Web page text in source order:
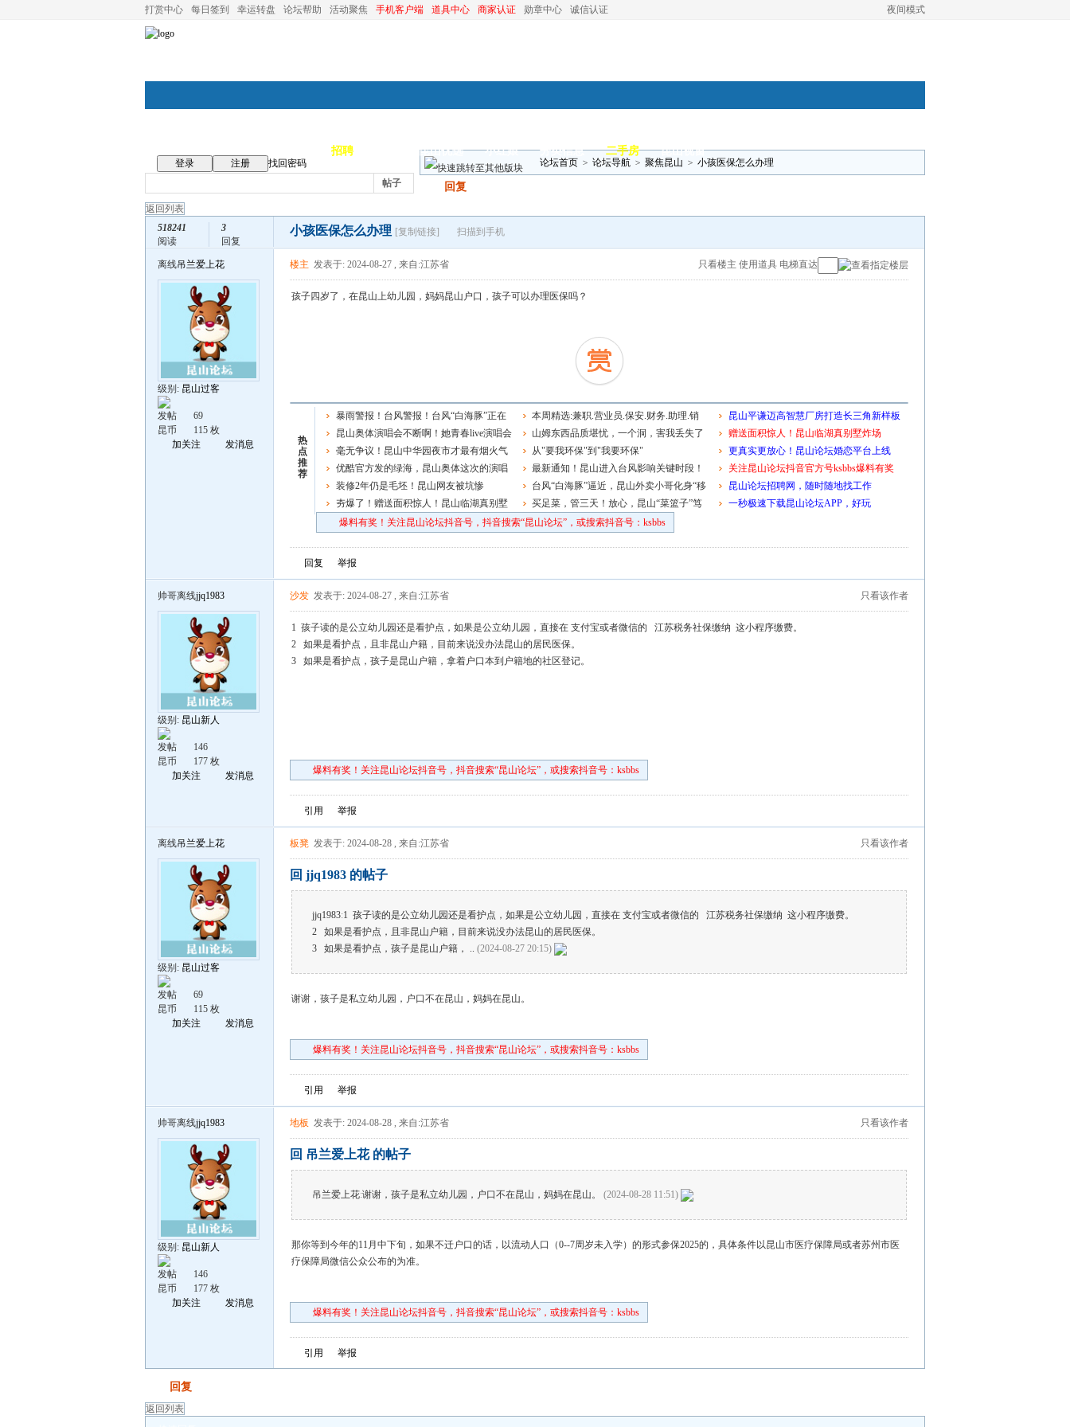
夜间模式
打赏中心 每日签到 幸运转盘 论坛帮助 活动聚焦 手机客户端 道具中心 商家认证 勋章中心 诚信认证
招聘 昆山优选 小红娘 分类信息 二手房 昆山视窗
登录 注册
找回密码
帖子
论坛首页 > 论坛导航 > 聚焦昆山 > 小孩医保怎么办理
回复
返回列表
518241
阅读
3
回复
小孩医保怎么办理 [复制链接] 扫描到手机
离线吊兰爱上花
级别: 昆山过客
发帖
69
昆币
115 枚
加关注
发消息
只看楼主 使用道具 电梯直达
楼主 发表于: 2024-08-27 , 来自:江苏省
孩子四岁了，在昆山上幼儿园，妈妈昆山户口，孩子可以办理医保吗？
热
点
推
荐
暴雨警报！台风警报！台风“白海豚”正在
影响昆山！
昆山奥体演唱会不断啊！她青春live演唱会
合唱季来了
毫无争议！昆山中华园夜市才最有烟火气
优酷官方发的绿海，昆山奥体这次的演唱
会真是太成功了
装修2年仍是毛坯！昆山网友被坑惨
夯爆了！赠送面积惊人！昆山临湖真别墅
炸场
本周精选:兼职.营业员.保安.财务.助理.销
售.品管主管.钳工.学徒.电工.前台.老师~
山姆东西品质堪忧，一个洞，害我丢失了
一把钥匙
从"要我环保"到"我要环保"
最新通知！昆山进入台风影响关键时段！
临时封闭、暂停、延期
台风“白海豚”逼近，昆山外卖小哥化身“移
动哨兵”
买足菜，管三天！放心，昆山“菜篮子”笃
定
昆山平谦迈高智慧厂房打造长三角新样板
赠送面积惊人！昆山临湖真别墅炸场
更真实更放心！昆山论坛婚恋平台上线
关注昆山论坛抖音官方号ksbbs爆料有奖
昆山论坛招聘网，随时随地找工作
一秒极速下载昆山论坛APP，好玩
爆料有奖！关注昆山论坛抖音号，抖音搜索“昆山论坛”，或搜索抖音号：ksbbs
回复 举报
帅哥离线jjq1983
级别: 昆山新人
发帖
146
昆币
177 枚
加关注
发消息
只看该作者
沙发 发表于: 2024-08-27 , 来自:江苏省
1 孩子读的是公立幼儿园还是看护点，如果是公立幼儿园，直接在 支付宝或者微信的 江苏税务社保缴纳 这小程序缴费。
2 如果是看护点，且非昆山户籍，目前来说没办法昆山的居民医保。
3 如果是看护点，孩子是昆山户籍，拿着户口本到户籍地的社区登记。
爆料有奖！关注昆山论坛抖音号，抖音搜索“昆山论坛”，或搜索抖音号：ksbbs
引用 举报
离线吊兰爱上花
级别: 昆山过客
发帖
69
昆币
115 枚
加关注
发消息
只看该作者
板凳 发表于: 2024-08-28 , 来自:江苏省
回 jjq1983 的帖子
jjq1983:1 孩子读的是公立幼儿园还是看护点，如果是公立幼儿园，直接在 支付宝或者微信的 江苏税务社保缴纳 这小程序缴费。
2 如果是看护点，且非昆山户籍，目前来说没办法昆山的居民医保。
3 如果是看护点，孩子是昆山户籍， .. (2024-08-27 20:15)
谢谢，孩子是私立幼儿园，户口不在昆山，妈妈在昆山。
爆料有奖！关注昆山论坛抖音号，抖音搜索“昆山论坛”，或搜索抖音号：ksbbs
引用 举报
帅哥离线jjq1983
级别: 昆山新人
发帖
146
昆币
177 枚
加关注
发消息
只看该作者
地板 发表于: 2024-08-28 , 来自:江苏省
回 吊兰爱上花 的帖子
吊兰爱上花:谢谢，孩子是私立幼儿园，户口不在昆山，妈妈在昆山。 (2024-08-28 11:51)
那你等到今年的11月中下旬，如果不迁户口的话，以流动人口（0--7周岁未入学）的形式参保2025的，具体条件以昆山市医疗保障局或者苏州市医
疗保障局微信公众公布的为准。
爆料有奖！关注昆山论坛抖音号，抖音搜索“昆山论坛”，或搜索抖音号：ksbbs
引用 举报
回复
返回列表